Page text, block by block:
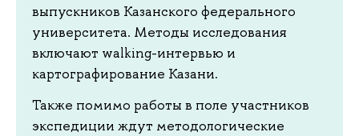
выпускников Казанского федерального
университета. Методы исследования
включают walking-интервью и
картографирование Казани.
Также помимо работы в поле участников
экспедиции ждут методологические